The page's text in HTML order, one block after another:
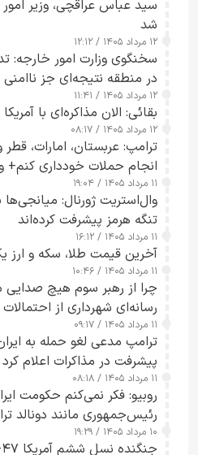
سید عباس عراقچی، وزیر
شد
۱۲ مرداد ۱۴۰۵ / ۱۲:۱۲
سخنگوی وزارت امور خارجه:
در منطقه نتیجه‌ای جز ناامنی
۱۲ مرداد ۱۴۰۵ / ۱۱:۴۱
بقائی: الان مذاکره‌ای با
۱۲ مرداد ۱۴۰۵ / ۰۸:۱۷
ترامپ: عربستان، امارات،
انجام حملات خودداری کنم+
۱۱ مرداد ۱۴۰۵ / ۱۹:۰۴
وال‌استریت ژورنال:
تنگه هرمز پیشرفت کرده‌اند
۱۱ مرداد ۱۴۰۵ / ۱۶:۱۲
آخرین قیمت طلا، سکه و ارز یکشنبه 11
۱۱ مرداد ۱۴۰۵ / ۱۰:۴۶
چرا از رهبر سوم هیچ صدایی
رسانه‌ای شهرداری از
جاسوسی گفت
۱۱ مرداد ۱۴۰۵ / ۰۹:۱۷
ترامپ مدعی لغو
پیشرفت در مذاکرات اعلام کرد
۱۱ مرداد ۱۴۰۵ / ۰۸:۱۸
روبیو: فکر نمی‌کنم حکومت
رئیس‌جمهوری مانند دونالد
کسی که واقعاً دست به اقدام
۱۰ مرداد ۱۴۰۵ / ۱۹:۲۹